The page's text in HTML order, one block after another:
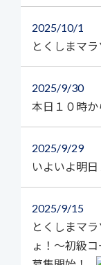
2025 10/1
とくしまマ
2025 9/30
本日１０時か
2025 9/29
いよいよ明
2025 9/15
とくしまマ
ょ！～初級